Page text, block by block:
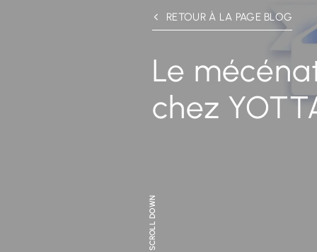
RETOUR À LA PAGE BLOG
Le
chez
SCROLL DOWN